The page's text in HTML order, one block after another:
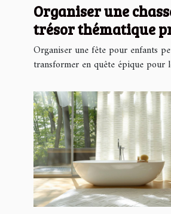
Organiser une
trésor thématique
pour enfants
Organiser une fête pour enfants
transformer en quête épique pour